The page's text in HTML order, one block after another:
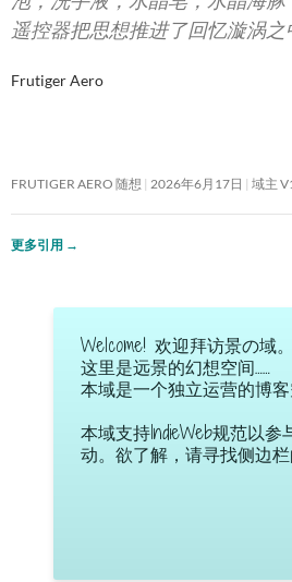
遥控器把思想推进了回忆漩涡之
Frutiger Aero
FRUTIGER AERO 随想 2026年6月17日 域主
更多引用 →
Welcome! 欢迎拜访景の域。
这里是远景的幻想空间……
本域是一个独立运营的博客
本域支持IndieWeb规范以参
动。欲了解，请寻找侧边栏